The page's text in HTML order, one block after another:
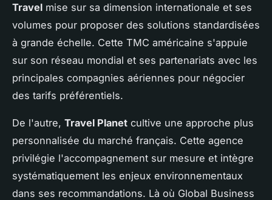
Travel mise sur sa dimension internationale et ses
volumes pour proposer des solutions standardisées
à grande échelle. Cette TMC américaine s'appuie
sur son réseau mondial et ses partenariats avec les
principales compagnies aériennes pour négocier
des tarifs préférentiels.
De l'autre, Travel Planet cultive une approche plus
personnalisée du marché français. Cette agence
privilégie l'accompagnement sur mesure et intègre
systématiquement les enjeux environnementaux
dans ses recommandations. Là où Global Business